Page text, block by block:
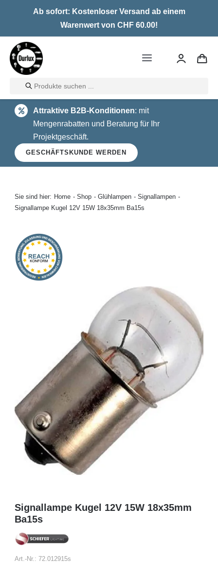
Ab sofort: Kostenloser Versand ab einem
Warenwert von CHF 60.00!
Toggle
Home
LED
Halogen
Glühlampen
Kontakt
Products
search
Attraktive B2B-Konditionen: mit
Mengenrabatten und Beratung für Ihr
Projektgeschäft.
GESCHÄFTSKUNDE WERDEN
Sie sind hier: Home Shop Glühlampen
Signallampen
Signallampe Kugel 12V 15W 18x35mm Ba15s
Signallampe Kugel 12V 15W 18x35mm
Ba15s
Art.-Nr.: 72.012915s